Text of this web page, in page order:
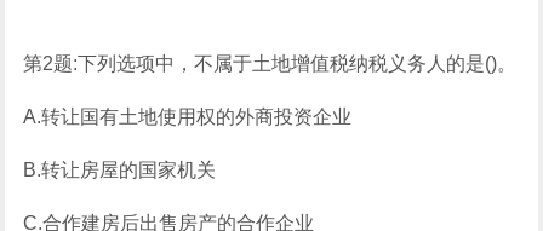
第2题:下列选项中，不属于土地增值税纳税义务人的是()。
A.转让国有土地使用权的外商投资企业
B.转让房屋的国家机关
C.合作建房后出售房产的合作企业